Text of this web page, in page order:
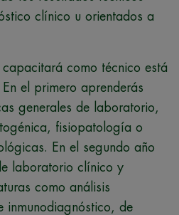
clínico u orientados a
como técnico está
el primero aprenderás
generales de laboratorio,
fisiopatología o
En el segundo año
laboratorio clínico y
como análisis
inmunodiagnóstico, de